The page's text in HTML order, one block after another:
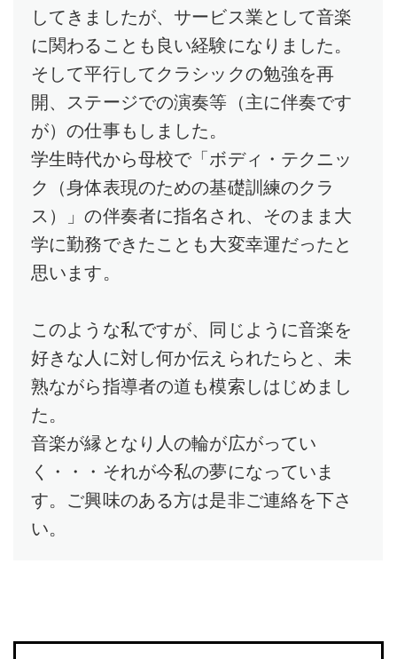
してきましたが、サービス業として音楽
に関わることも良い経験になりました。
そして平行してクラシックの勉強を再
開、ステージでの演奏等（主に伴奏です
が）の仕事もしました。
学生時代から母校で「ボディ・テクニッ
ク（身体表現のための基礎訓練のクラ
ス）」の伴奏者に指名され、そのまま大
学に勤務できたことも大変幸運だったと
思います。
このような私ですが、同じように音楽を
好きな人に対し何か伝えられたらと、未
熟ながら指導者の道も模索しはじめまし
た。
音楽が縁となり人の輪が広がってい
く・・・それが今私の夢になっていま
す。ご興味のある方は是非ご連絡を下さ
い。